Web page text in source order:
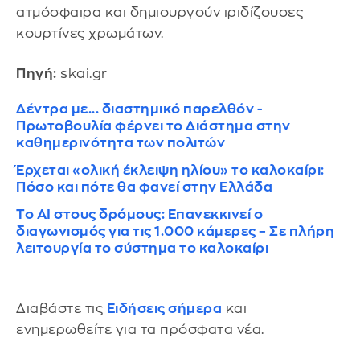
ατμόσφαιρα και δημιουργούν ιριδίζουσες
κουρτίνες χρωμάτων.
Πηγή: skai.gr
Δέντρα με... διαστημικό παρελθόν -
Πρωτοβουλία φέρνει το Διάστημα στην
καθημερινότητα των πολιτών
Έρχεται «ολική έκλειψη ηλίου» το καλοκαίρι:
Πόσο και πότε θα φανεί στην Ελλάδα
Το AI στους δρόμους: Επανεκκινεί ο
διαγωνισμός για τις 1.000 κάμερες – Σε πλήρη
λειτουργία το σύστημα το καλοκαίρι
Διαβάστε τις Ειδήσεις σήμερα και
ενημερωθείτε για τα πρόσφατα νέα.